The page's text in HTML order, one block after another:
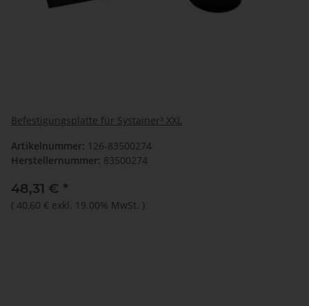
Befestigungsplatte für Systainer³ XXL
Artikelnummer: 126-83500274
Herstellernummer: 83500274
48,31 € *
( 40,60 € exkl. 19.00% MwSt. )